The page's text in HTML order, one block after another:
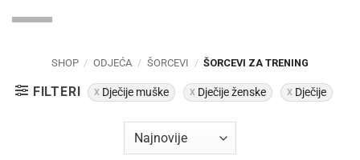
SHOP / ODJEĆA / ŠORCEVI / ŠORCEVI ZA TRENING
FILTERI Dječije muške Dječije ženske Dječije